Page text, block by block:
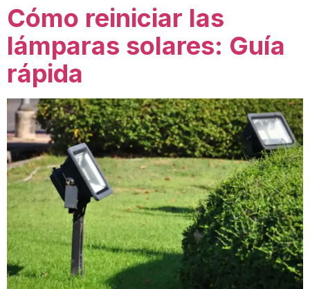
Cómo reiniciar las
lámparas solares: Guía
rápida